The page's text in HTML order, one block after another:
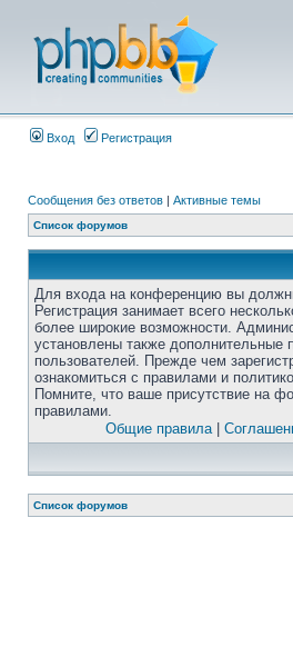
Вход Регистрация
Сообщения без ответов | Активные темы
Список форумов
Для входа на конференцию вы
Регистрация занимает всего
более широкие возможности.
установлены также дополнительные
пользователей. Прежде чем
ознакомиться с правилами и
Помните, что ваше присутствие на
правилами.
Общие правила|
Список форумов